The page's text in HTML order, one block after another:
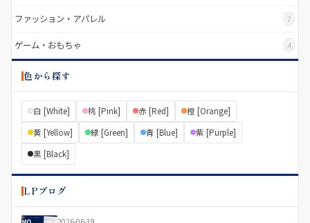
ファッション・アパレル 7
ゲーム・おもちゃ 4
色から探す
白 [White] 桃 [Pink] 赤 [Red]
橙 [Orange]
黄 [Yellow]
緑 [Green] 青 [Blue]
紫 [Purple]
黒 [Black]
LPブログ
2026-06-19